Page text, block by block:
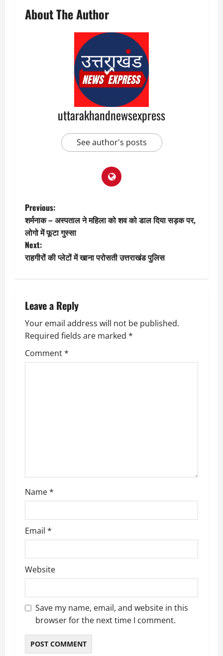
About The Author
uttarakhandnewsexpress
See author's posts
P
o
s
a
v
i
n
Previous:
शर्मनाक – अस्पताल ने महिला को शव को डाल दिया सड़क पर,
लोगो में फूटा गुस्सा
Next:
राहगीरों की प्लेटों में खाना परोसती उत्तराखंड पुलिस
Leave a Reply
Your email address will not be published.
Required fields are marked *
Comment*
Name*
Email *
Website
Save my name, email, and website in this
browser for the next time I comment.